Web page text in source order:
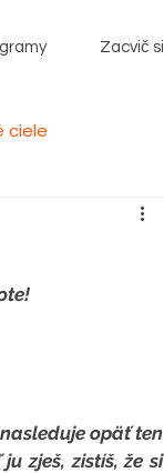
Zacvič si
ciele
opäť ten
zješ, zistíš, že si